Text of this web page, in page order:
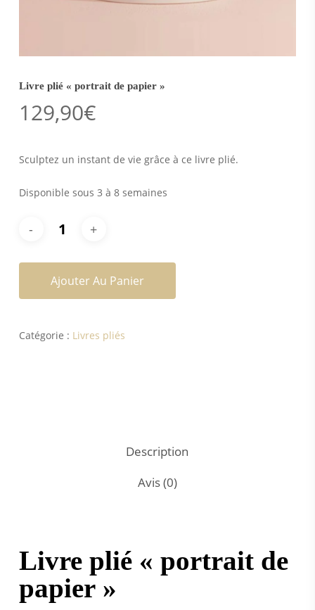
Livre plié « portrait de papier »
129,90€
Sculptez un instant de vie grâce à ce livre plié.
Disponible sous 3 à 8 semaines
Ajouter Au Panier
Catégorie : Livres pliés
Description
Avis (0)
Livre plié « portrait de
papier »